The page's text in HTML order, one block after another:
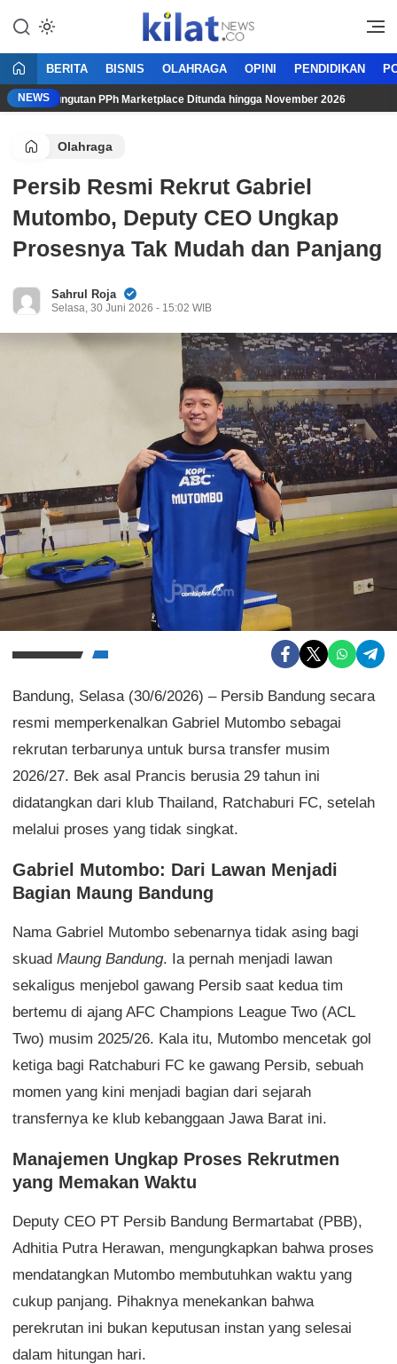
KilatNews.co
Mencerdaskan Anak Bangsa
BERITA BISNIS OLAHRAGA OPINI PENDIDIKAN
NEWS
Pungutan PPh Marketplace Ditunda hingga November 2026
Olahraga
Persib Resmi Rekrut Gabriel
Mutombo, Deputy CEO Ungkap
Prosesnya Tak Mudah dan Panjang
Sahrul Roja
Selasa, 30 Juni 2026 - 15:02 WIB
Bandung, Selasa (30/6/2026) – Persib Bandung secara
resmi memperkenalkan Gabriel Mutombo sebagai
rekrutan terbarunya untuk bursa transfer musim
2026/27. Bek asal Prancis berusia 29 tahun ini
didatangkan dari klub Thailand, Ratchaburi FC, setelah
melalui proses yang tidak singkat.
Gabriel Mutombo: Dari Lawan Menjadi
Bagian Maung Bandung
Nama Gabriel Mutombo sebenarnya tidak asing bagi
skuad Maung Bandung. Ia pernah menjadi lawan
sekaligus menjebol gawang Persib saat kedua tim
bertemu di ajang AFC Champions League Two (ACL
Two) musim 2025/26. Kala itu, Mutombo mencetak gol
ketiga bagi Ratchaburi FC ke gawang Persib, sebuah
momen yang kini menjadi bagian dari sejarah
transfernya ke klub kebanggaan Jawa Barat ini.
Manajemen Ungkap Proses Rekrutmen
yang Memakan Waktu
Deputy CEO PT Persib Bandung Bermartabat (PBB),
Adhitia Putra Herawan, mengungkapkan bahwa proses
mendatangkan Mutombo membutuhkan waktu yang
cukup panjang. Pihaknya menekankan bahwa
perekrutan ini bukan keputusan instan yang selesai
dalam hitungan hari.